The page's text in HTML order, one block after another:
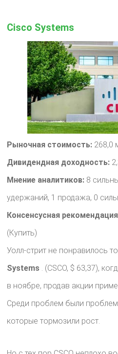
Cisco Systems
Рыночная стоимость: 268,0
Дивидендная доходность:
Мнение аналитиков: 8
удержаний, 1 продажа, 0
Консенсусная
(Купить)
Уолл-стрит не понравилось
Systems . (CSCO, $ 63,37),
в ноябре, продав акции
Среди проблем были
которые тормозили рост.